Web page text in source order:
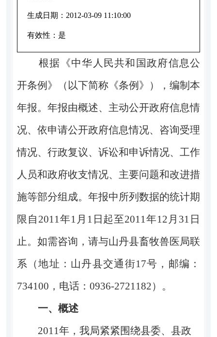
生成日期： 2012-03-09 11:10:00
有效性： 是
根据《中华人民共和国政府信息公
开条例》（以下简称《条例》），编制本
年报。年报由概述、主动公开政府信息情
况、依申请公开政府信息情况、咨询受理
情况、行政复议、诉讼和申诉情况、工作
人员和政府收支情况、主要问题和改进措
施等部分组成。年报中所列数据的统计期
限自2011年1月1日起至2011年12月31日
止。 如需咨询，请与山丹县畜牧兽医局联
系（地址：山丹县交通街17号，邮编：
734100，电话：0936-2721182）。
一、概述
2011年，我局紧紧围绕县委、县政